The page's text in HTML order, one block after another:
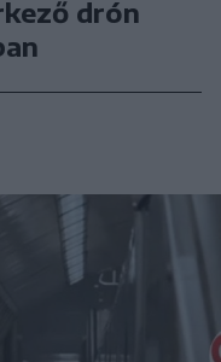
drón